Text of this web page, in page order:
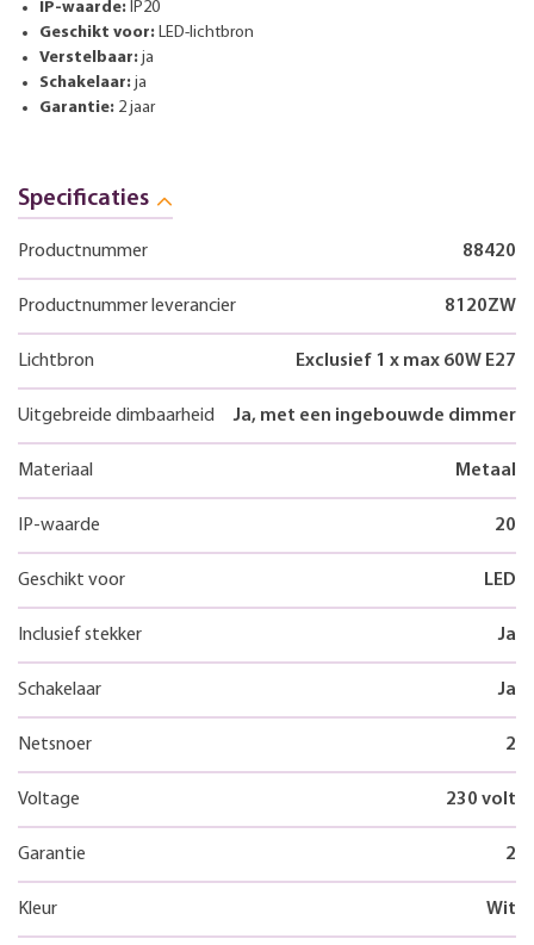
IP-waarde: IP20
Geschikt voor: LED-lichtbron
Verstelbaar: ja
Schakelaar: ja
Garantie: 2 jaar
Specificaties
Productnummer 88420
Productnummer leverancier 8120ZW
Lichtbron Exclusief 1 x max 60W E27
Uitgebreide dimbaarheid Ja, met een ingebouwde dimmer
Materiaal Metaal
IP-waarde 20
Geschikt voor LED
Inclusief stekker Ja
Schakelaar Ja
Netsnoer 2
Voltage 230 volt
Garantie 2
Kleur Wit